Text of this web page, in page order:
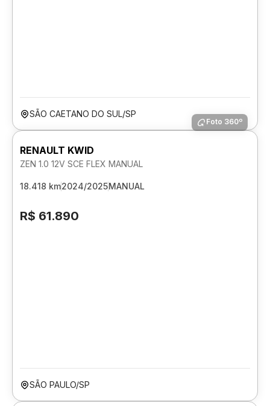
SÃO CAETANO DO SUL/SP
Foto 360º
RENAULT KWID
ZEN 1.0 12V SCE FLEX MANUAL
18.418 km2024/2025MANUAL
R$ 61.890
SÃO PAULO/SP